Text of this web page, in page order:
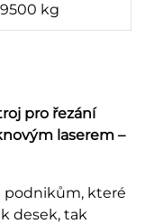
9500 kg
pro řezání
laserem –
podnikům, které
desek, tak